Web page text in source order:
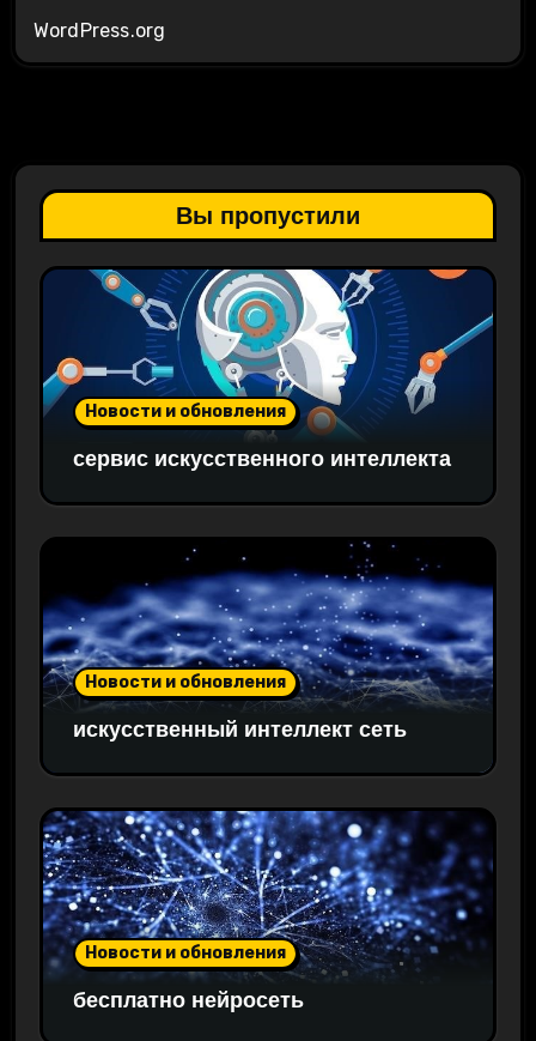
WordPress.org
Вы пропустили
Новости и обновления
сервис искусственного интеллекта
Новости и обновления
искусственный интеллект сеть
Новости и обновления
бесплатно нейросеть